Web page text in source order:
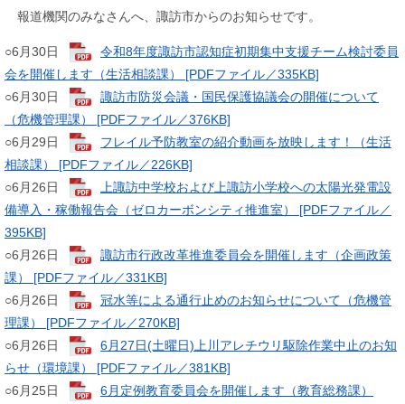
報道機関のみなさんへ、諏訪市からのお知らせです。
○6月30日
令和8年度諏訪市認知症初期集中支援チーム検討委員
会を開催します（生活相談課） [PDFファイル／335KB]
​○6月30日
諏訪市防災会議・国民保護協議会の開催について
（危機管理課） [PDFファイル／376KB]
​○6月29日
フレイル予防教室の紹介動画を放映します！（生活
相談課） [PDFファイル／226KB]
​○6月26日
上諏訪中学校および上諏訪小学校への太陽光発電設
備導入・稼働報告会（ゼロカーボンシティ推進室） [PDFファイル／
395KB]
○6月26日
諏訪市行政改革推進委員会を開催します（企画政策
課） [PDFファイル／331KB]
​​○6月26日
冠水等による通行止めのお知らせについて（危機管
理課） [PDFファイル／270KB]
​​​○6月26日 ​​
6月27日(土曜日)上川アレチウリ駆除作業中止のお知
らせ（環境課） [PDFファイル／381KB]
​○6月25日
6月定例教育委員会を開催します（教育総務課）